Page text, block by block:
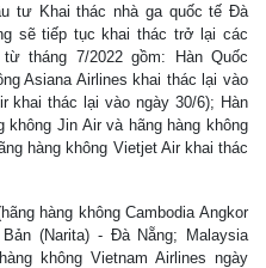
tư Khai thác nhà ga quốc tế Đà
sẽ tiếp tục khai thác trở lại các
tháng 7/2022 gồm: Hàn Quốc
Asiana Airlines khai thác lại vào
khai thác lại vào ngày 30/6); Hàn
không Jin Air và hãng hàng không
hàng không Vietjet Air khai thác
hàng không Cambodia Angkor
(Narita) - Đà Nẵng; Malaysia
không Vietnam Airlines ngày